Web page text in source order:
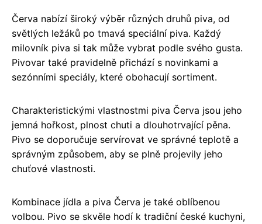
Červa nabízí široký výběr různých druhů piva, od
světlých ležáků po tmavá speciální piva. Každý
milovník piva si tak může vybrat podle svého gusta.
Pivovar také pravidelně přichází s novinkami a
sezónními speciály, které obohacují sortiment.
Charakteristickými vlastnostmi piva Červa jsou jeho
jemná hořkost, plnost chuti a dlouhotrvající pěna.
Pivo se doporučuje servírovat ve správné teplotě a
správným způsobem, aby se plně projevily jeho
chuťové vlastnosti.
Kombinace jídla a piva Červa je také oblíbenou
volbou. Pivo se skvěle hodí k tradiční české kuchyni,